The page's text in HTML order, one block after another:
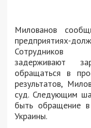
Милованов
предприятиях-
Сотрудников
задерживают
обращаться в
результатов,
суд. Следующим
быть обращение
Украины.